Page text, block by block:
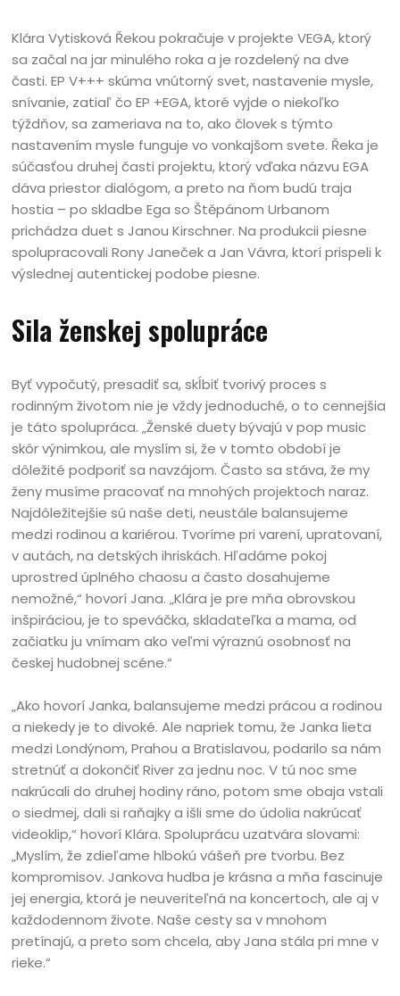
Klára Vytisková Řekou pokračuje v projekte VEGA, ktorý
sa začal na jar minulého roka a je rozdelený na dve
časti. EP V+++ skúma vnútorný svet, nastavenie mysle,
snívanie, zatiaľ čo EP +EGA, ktoré vyjde o niekoľko
týždňov, sa zameriava na to, ako človek s týmto
nastavením mysle funguje vo vonkajšom svete. Řeka je
súčasťou druhej časti projektu, ktorý vďaka názvu EGA
dáva priestor dialógom, a preto na ňom budú traja
hostia – po skladbe Ega so Štěpánom Urbanom
prichádza duet s Janou Kirschner. Na produkcii piesne
spolupracovali Rony Janeček a Jan Vávra, ktorí prispeli k
výslednej autentickej podobe piesne.
Sila ženskej spolupráce
Byť vypočutý, presadiť sa, skĺbiť tvorivý proces s
rodinným životom nie je vždy jednoduché, o to cennejšia
je táto spolupráca. „Ženské duety bývajú v pop music
skôr výnimkou, ale myslím si, že v tomto období je
dôležité podporiť sa navzájom. Často sa stáva, že my
ženy musíme pracovať na mnohých projektoch naraz.
Najdôležitejšie sú naše deti, neustále balansujeme
medzi rodinou a kariérou. Tvoríme pri varení, upratovaní,
v autách, na detských ihriskách. Hľadáme pokoj
uprostred úplného chaosu a často dosahujeme
nemožné,“ hovorí Jana. „Klára je pre mňa obrovskou
inšpiráciou, je to speváčka, skladateľka a mama, od
začiatku ju vnímam ako veľmi výraznú osobnosť na
českej hudobnej scéne.“
„Ako hovorí Janka, balansujeme medzi prácou a rodinou
a niekedy je to divoké. Ale napriek tomu, že Janka lieta
medzi Londýnom, Prahou a Bratislavou, podarilo sa nám
stretnúť a dokončiť River za jednu noc. V tú noc sme
nakrúcali do druhej hodiny ráno, potom sme obaja vstali
o siedmej, dali si raňajky a išli sme do údolia nakrúcať
videoklip,“ hovorí Klára. Spoluprácu uzatvára slovami:
„Myslím, že zdieľame hlbokú vášeň pre tvorbu. Bez
kompromisov. Jankova hudba je krásna a mňa fascinuje
jej energia, ktorá je neuveriteľná na koncertoch, ale aj v
každodennom živote. Naše cesty sa v mnohom
pretínajú, a preto som chcela, aby Jana stála pri mne v
rieke.“